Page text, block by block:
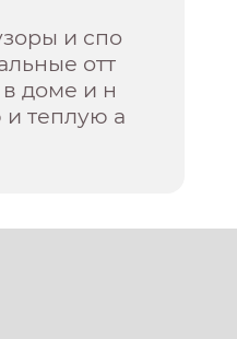
и спо
отт
в доме и н
теплую а